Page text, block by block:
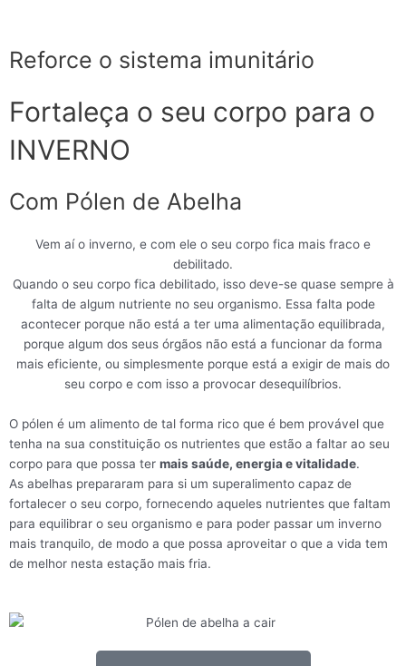
content
Reforce o sistema imunitário
Fortaleça o seu corpo para o
INVERNO
Com Pólen de Abelha
Vem aí o inverno, e com ele o seu corpo fica mais fraco e
debilitado.
Quando o seu corpo fica debilitado, isso deve-se quase sempre à
falta de algum nutriente no seu organismo. Essa falta pode
acontecer porque não está a ter uma alimentação equilibrada,
porque algum dos seus órgãos não está a funcionar da forma
mais eficiente, ou simplesmente porque está a exigir de mais do
seu corpo e com isso a provocar desequilíbrios.
O pólen é um alimento de tal forma rico que é bem provável que
tenha na sua constituição os nutrientes que estão a faltar ao seu
corpo para que possa ter mais saúde, energia e vitalidade.
As abelhas prepararam para si um superalimento capaz de
fortalecer o seu corpo, fornecendo aqueles nutrientes que faltam
para equilibrar o seu organismo e para poder passar um inverno
mais tranquilo, de modo a que possa aproveitar o que a vida tem
de melhor nesta estação mais fria.